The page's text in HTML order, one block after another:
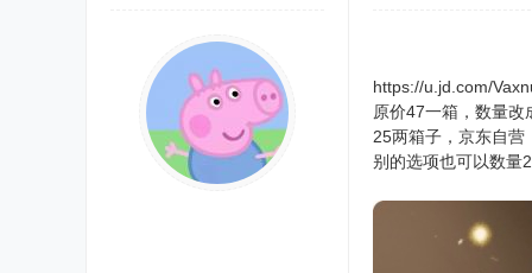
https://u.jd.com/
原价47一箱，数量改
25两箱子，京东自营
别的选项也可以数量